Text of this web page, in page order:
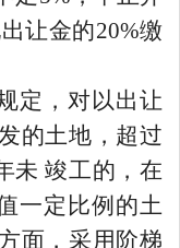
让金的20%缴
定，对以出让
的土地，超过
未 竣工的，在
一定比例的土
面，采用阶梯